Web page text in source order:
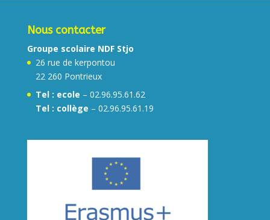
Nous contacter
Groupe scolaire NDF Stjo
26 rue de kerpontou
22 260 Pontrieux
Tel : ecole – 02.96.95.61.62
Tel : collège – 02.96.95.61.19